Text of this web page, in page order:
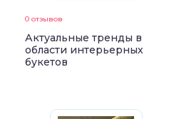
0 отзывов
Актуальные тренды в
области интерьерных
букетов